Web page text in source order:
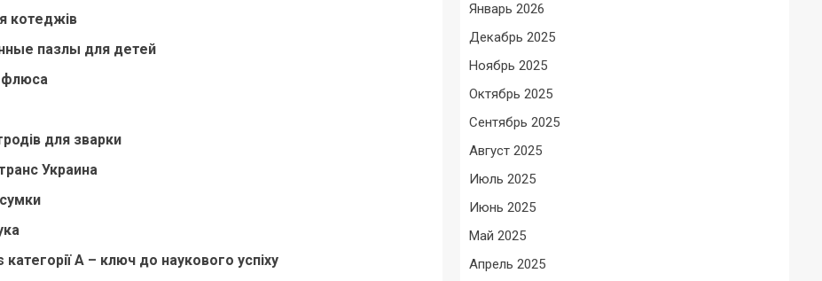
котеджів
пазлы для детей
флюса
для зварки
Украина
А – ключ до наукового успіху
Январь 2026
Декабрь 2025
Ноябрь 2025
Октябрь 2025
Сентябрь 2025
Август 2025
Июль 2025
Июнь 2025
Май 2025
Апрель 2025